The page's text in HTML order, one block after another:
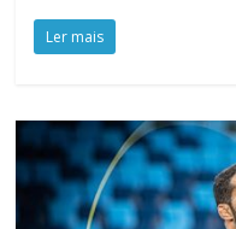
Ler mais